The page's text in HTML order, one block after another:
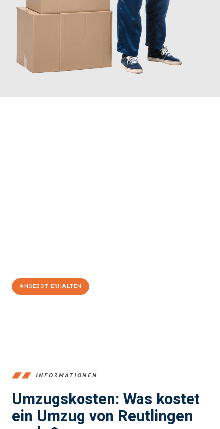
ANGEBOT ERHALTEN
INFORMATIONEN
Umzugskosten: Was kostet
ein Umzug von Reutlingen